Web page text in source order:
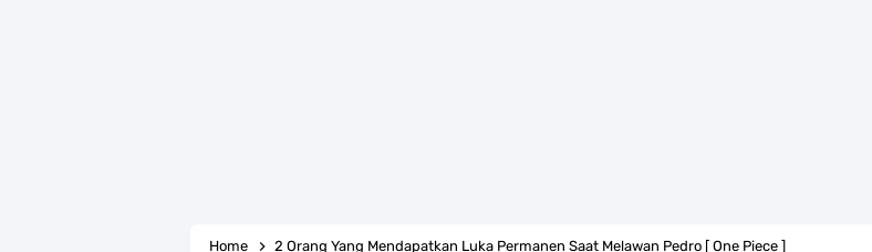
Home 2 Orang Yang Mendapatkan Luka Permanen Saat Melawan Pedro [ One Piece ]